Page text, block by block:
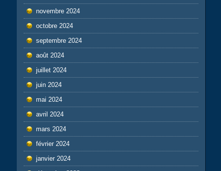
novembre 2024
octobre 2024
septembre 2024
août 2024
juillet 2024
juin 2024
mai 2024
avril 2024
mars 2024
février 2024
janvier 2024